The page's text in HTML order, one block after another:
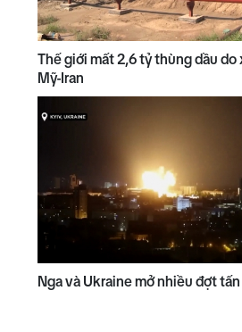
Thế giới mất 2,6 tỷ thùng dầu do
Mỹ-Iran
Nga và Ukraine mở nhiều đợt